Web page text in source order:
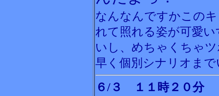
なんなんですかこの
れて照れる姿が可愛
いし、めちゃくちゃ
早く個別シナリオま
６/３ １１時２０分